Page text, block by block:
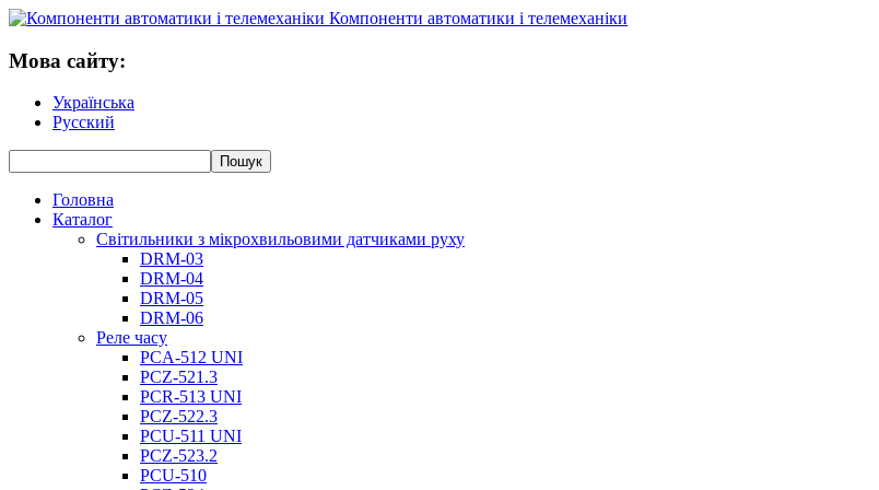
Компоненти автоматики і телемеханіки
Мова сайту:
Українська
Русский
Головна
Каталог
Світильники з мікрохвильовими датчиками руху
DRM-03
DRM-04
DRM-05
DRM-06
Реле часу
PCA-512 UNI
PCZ-521.3
PCR-513 UNI
PCZ-522.3
PCU-511 UNI
PCZ-523.2
PCU-510